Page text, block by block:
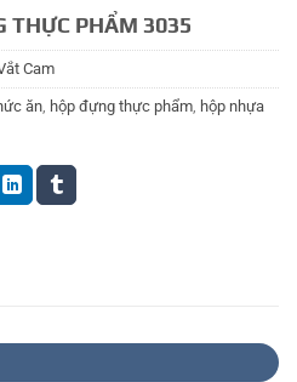
THỰC PHẨM 3035
Cam
ăn, hộp đựng thực phẩm, hộp nhựa